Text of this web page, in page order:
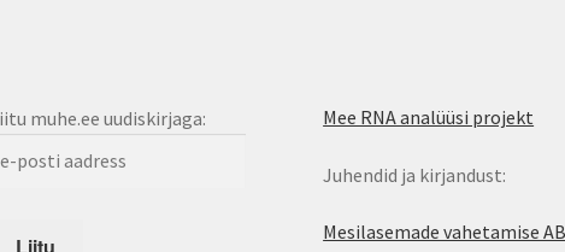
muhe.ee uudiskirjaga: Mee RNA analüüsi projekt
Juhendid ja kirjandust:
Mesilasemade vahetamise